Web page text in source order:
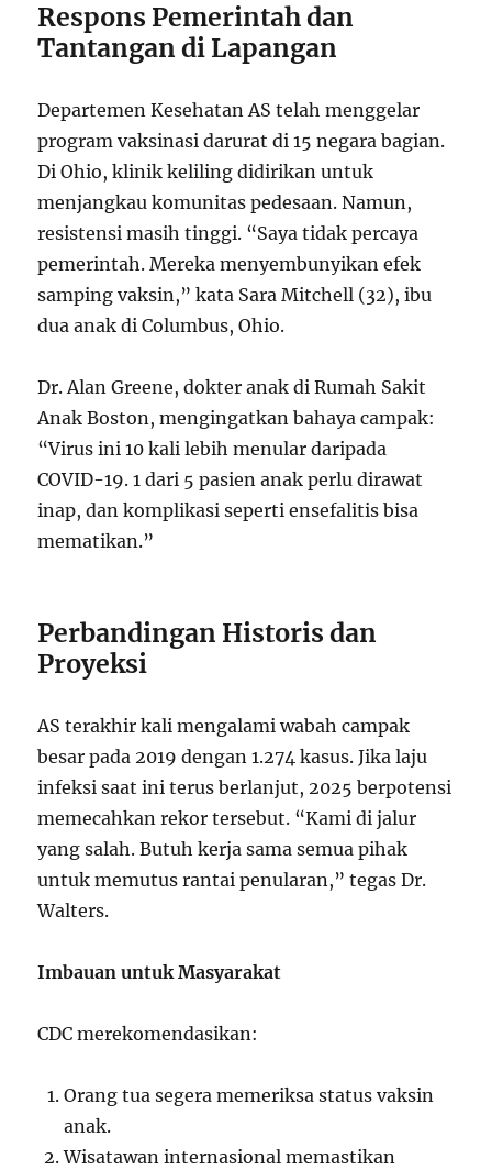
Respons Pemerintah dan
Tantangan di Lapangan
Departemen Kesehatan AS telah menggelar
program vaksinasi darurat di 15 negara bagian.
Di Ohio, klinik keliling didirikan untuk
menjangkau komunitas pedesaan. Namun,
resistensi masih tinggi. “Saya tidak percaya
pemerintah. Mereka menyembunyikan efek
samping vaksin,” kata Sara Mitchell (32), ibu
dua anak di Columbus, Ohio.
Dr. Alan Greene, dokter anak di Rumah Sakit
Anak Boston, mengingatkan bahaya campak:
“Virus ini 10 kali lebih menular daripada
COVID-19. 1 dari 5 pasien anak perlu dirawat
inap, dan komplikasi seperti ensefalitis bisa
mematikan.”
Perbandingan Historis dan
Proyeksi
AS terakhir kali mengalami wabah campak
besar pada 2019 dengan 1.274 kasus. Jika laju
infeksi saat ini terus berlanjut, 2025 berpotensi
memecahkan rekor tersebut. “Kami di jalur
yang salah. Butuh kerja sama semua pihak
untuk memutus rantai penularan,” tegas Dr.
Walters.
Imbauan untuk Masyarakat
CDC merekomendasikan:
Orang tua segera memeriksa status vaksin
anak.
Wisatawan internasional memastikan